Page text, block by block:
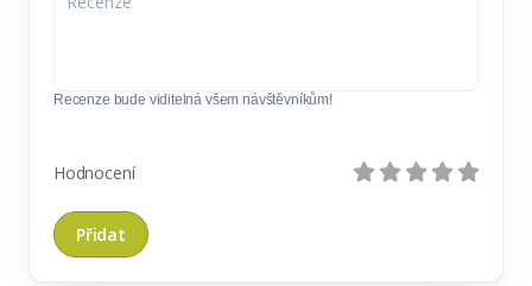
Recenze bude viditelná všem návštěvníkům!
Hodnocení